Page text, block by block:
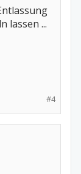
lassen ...
#4